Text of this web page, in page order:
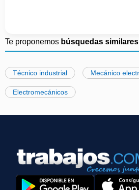
Te proponemos búsquedas similares
Técnico industrial Mecánico
Electromecánicos